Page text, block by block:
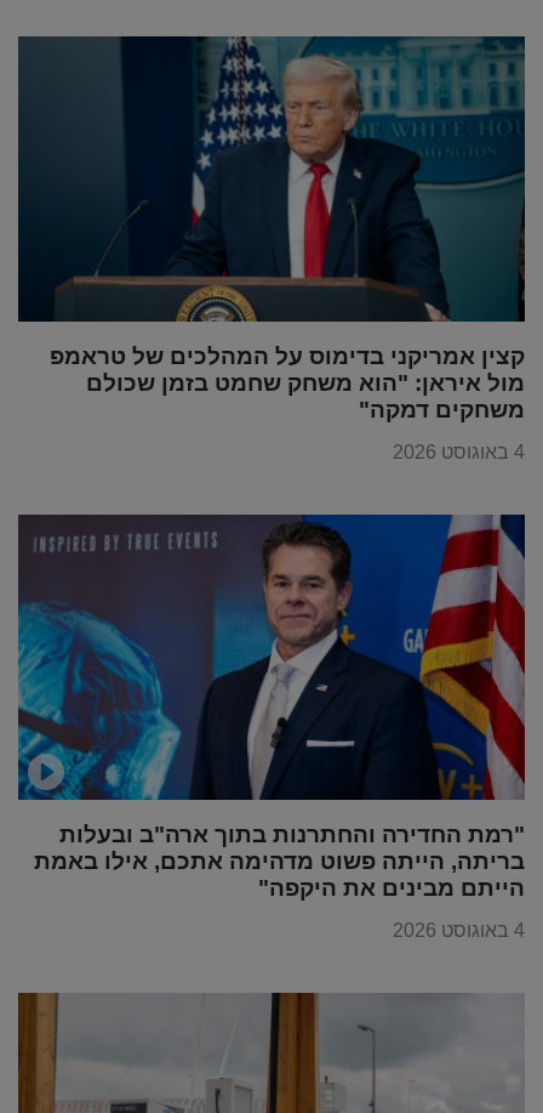
קצין אמריקני בדימוס על המהלכים של טראמפ
מול איראן: "הוא משחק שחמט בזמן שכולם
משחקים דמקה"
4 באוגוסט 2026
"רמת החדירה והחתרנות בתוך ארה"ב ובעלות
בריתה, הייתה פשוט מדהימה אתכם, אילו באמת
הייתם מבינים את היקפה"
4 באוגוסט 2026